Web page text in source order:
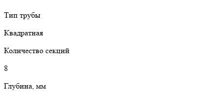
Тип трубы
Квадратная
Количество секций
8
Глубина, мм